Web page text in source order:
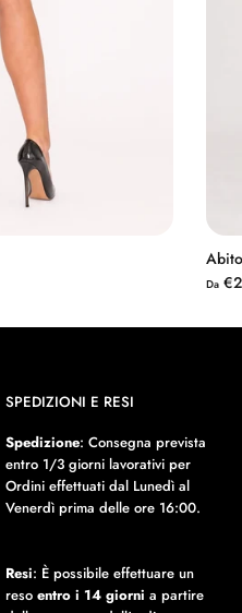
Da
SPEDIZIONI E RESI
Spedizione: Consegna prevista
entro 1/3 giorni lavorativi per
Ordini effettuati dal Lunedì al
Venerdì prima delle ore 16:00.
Resi: È possibile effettuare un
reso entro i 14 giorni a partire